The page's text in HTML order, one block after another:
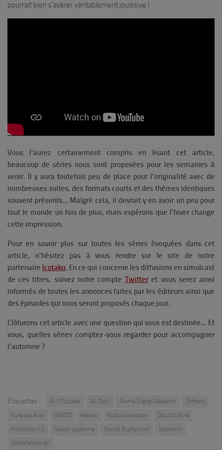
pourrait bien s’avérer véritablement jouissive !
Vous l’aurez certainement compris en lisant cet article,
beaucoup de séries nous sont proposées pour les semaines à
venir. Il y aura toutefois peu de place pour l’originalité avec de
nombreuses suites, des formats courts et des thèmes identiques
souvent présents… Malgré cela, il devrait y en avoir un peu pour
tout le monde un fois de plus, mais espérons que l’hiver change
cette impression.
Pour en savoir plus sur toutes les séries évoquées dans cet
article, n’hésitez pas à vous rendre sur le site de notre
partenaire Icotaku. En ce qui concerne les diffusions en simulcast
de ces titres, suivez notre compteTwitter et vous serez ainsi
informés de toutes les annonces faites par les éditeurs ainsi que
des épisodes qui nous seront proposés chaque jour.
Clôturons cet article avec une question qui vous est destinée… Et
vous, quelles séries comptez-vous regarder pour accompagner
l’automne ?
Étiquettes : A-1 Pictures All Out!! Anime Digital Network
Drifters
Fune wo Amu
GANTZ Haikyu Kyôto animation
Occultic;Nine
Production I.G
Saison japanime Sound! Euphonium
Wakanim
WWW.Working!!